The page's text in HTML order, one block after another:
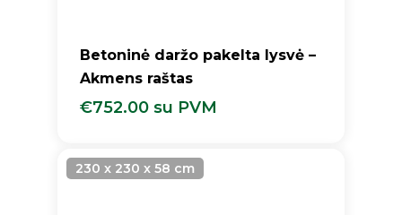
Betoninė daržo pakelta lysvė –
Akmens raštas
€752.00 su PVM
230 x 230 x 58 cm